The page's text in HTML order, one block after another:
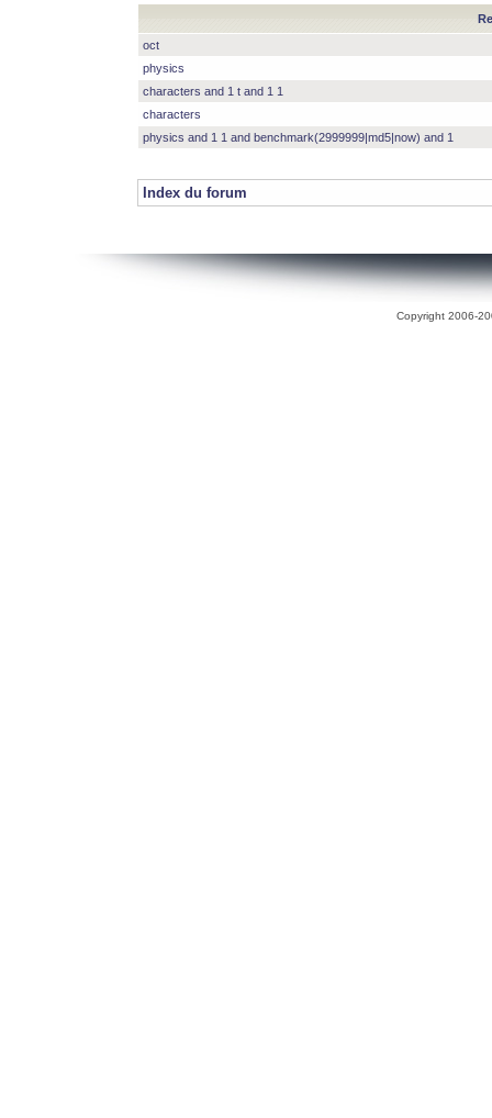
oct
physics
characters and 1 t and 1 1
characters
physics and 1 1 and benchmark(2999999|md5|now) and 1
Index du forum
Copyright 2006-